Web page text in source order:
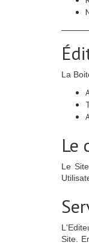
La
Le
Le
Site.